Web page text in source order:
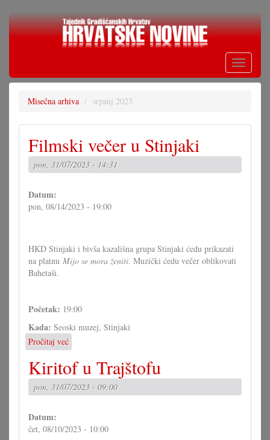
Skoči
Toggle
Misečna arhiva srpanj 2023
Filmski večer u Stinjaki
pon, 31/07/2023 - 14:31
Datum:
pon, 08/14/2023 - 19:00
HKD Stinjaki i bivša kazališna grupa Stinjaki ćedu prikazati
na platnu Mijo se mora ženiti. Muzički ćedu večer oblikovati
Bahetaši.
Početak: 19:00
Kada: Seoski muzej, Stinjaki
Pročitaj već
Filmski
večer
u
Stinjaki
Kiritof u Trajštofu
pon, 31/07/2023 - 09:00
Datum:
čet, 08/10/2023 - 10:00